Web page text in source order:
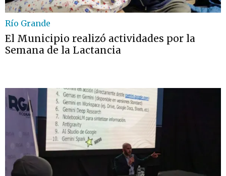
Río Grande
El Municipio realizó actividades por la
Semana de la Lactancia